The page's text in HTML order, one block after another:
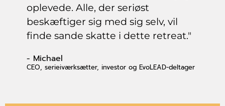
oplevede. Alle, der seriøst
beskæftiger sig med sig selv, vil
finde sande skatte i dette retreat."
- Michael
CEO, serieiværksætter, investor og EvoLEAD-deltager